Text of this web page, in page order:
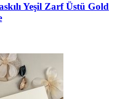
Yeşil Zarf Üstü Gold